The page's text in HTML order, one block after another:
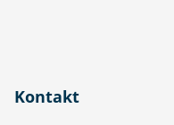
Kontakt